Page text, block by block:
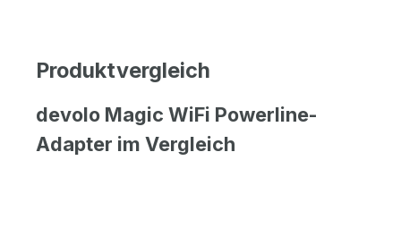
Produktvergleich
devolo Magic WiFi Powerline-
Adapter im Vergleich